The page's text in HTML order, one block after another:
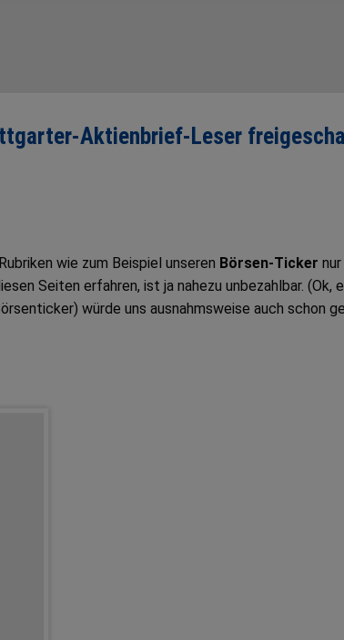
Aktienbrief-Leser
wie zum Beispiel unseren Börsen-Ticker
Seiten erfahren, ist ja nahezu unbezahlbar. (Ok,
würde uns ausnahmsweise auch schon